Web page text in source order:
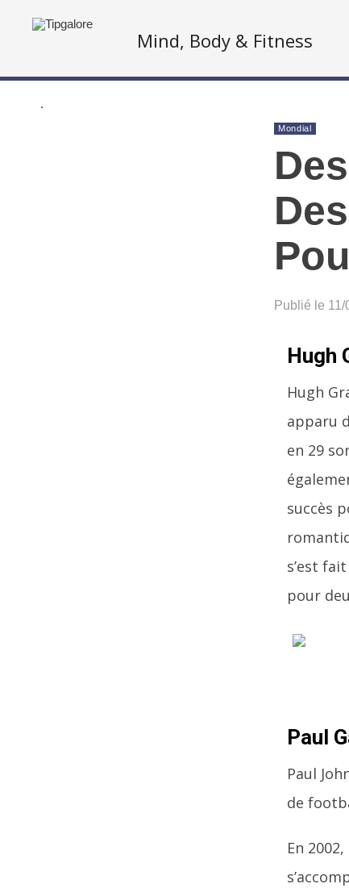
Mind, Body & Fitness
.
Mondial
Publié le 11/
Hugh
Hugh
apparu
en 29
succès
s’est
pour
Paul
Paul
de
En